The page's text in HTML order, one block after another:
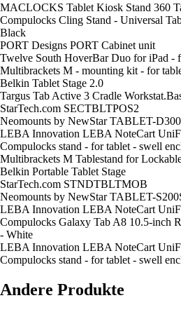
MACLOCKS Tablet Kiosk Stand 360
Compulocks Cling Stand - Universal
Black
PORT Designs PORT Cabinet unit
Twelve South HoverBar Duo for iPad -
Multibrackets M - mounting kit - for
Belkin Tablet Stage 2.0
Targus Tab Active 3 Cradle
StarTech.com SECTBLTPOS2
Neomounts by NewStar TABLET-
LEBA Innovation LEBA NoteCart
Compulocks stand - for tablet - swell
Multibrackets M Tablestand for
Belkin Portable Tablet Stage
StarTech.com STNDTBLTMOB
Neomounts by NewStar TABLET-
LEBA Innovation LEBA NoteCart
Compulocks Galaxy Tab A8 10.5-inch
- White
LEBA Innovation LEBA NoteCart
Compulocks stand - for tablet - swell
Andere Produkte